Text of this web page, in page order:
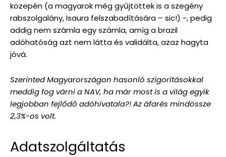
közepén (a magyarok még gyűjtöttek is a szegény
rabszolgalány, Isaura felszabadítására – sic!) -, pedig
addig nem számla egy számla, amíg a brazil
adóhatóság azt nem látta és validálta, azaz hagyta
jóvá.
Szerinted Magyarországon hasonló szigorításokkal
meddig fog várni a NAV, ha már most is a világ egyik
legjobban fejlődő adóhivatala?! Az áfarés mindössze
2,3%-os volt.
Adatszolgáltatás